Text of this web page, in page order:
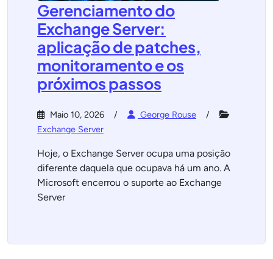
Gerenciamento do
Exchange Server:
aplicação de patches,
monitoramento e os
próximos passos
Maio 10, 2026
George Rouse
Exchange Server
Hoje, o Exchange Server ocupa uma posição
diferente daquela que ocupava há um ano. A
Microsoft encerrou o suporte ao Exchange
Server